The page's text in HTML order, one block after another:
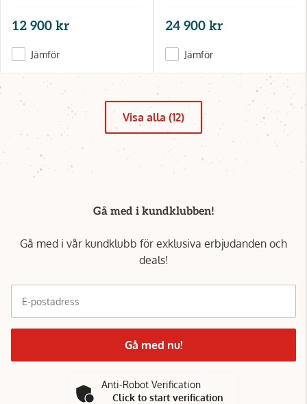
12 900 kr
Jämför
24 900 kr
Jämför
Visa alla (12)
Gå med i kundklubben!
Gå med i vår kundklubb för exklusiva erbjudanden och
deals!
E-postadress
Gå med nu!
Anti-Robot Verification
Click to start verification